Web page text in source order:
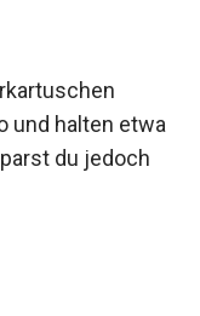
und halten etwa
du jedoch